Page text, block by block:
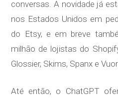
conversas. A novidade já
nos Estados Unidos em
do Etsy, e em breve
milhão de lojistas do
Glossier, Skims, Spanx e
Até então, o ChatGPT